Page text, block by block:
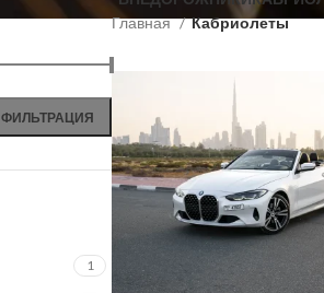
ФИЛЬТРАЦИЯ
1
Главная Кабриолеты